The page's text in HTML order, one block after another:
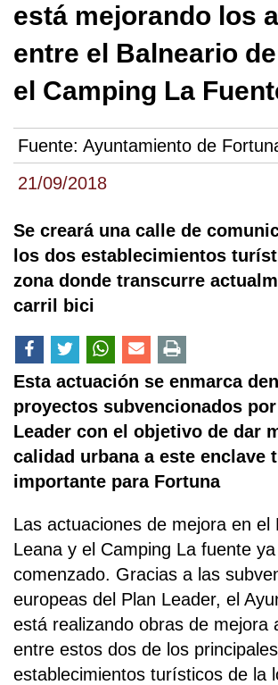
21/09/2018
está mejorando los
entre el Balneario
el Camping La
Fuente: Ayuntamiento de
Se creará una calle de
los dos establecimientos
zona donde transcurre
carril bici
Esta actuación se enmarca
proyectos subvencionados
Leader con el objetivo de dar
calidad urbana a este enclave
importante para Fortuna
Las actuaciones de mejora en el
Leana y el Camping La fuente
comenzado. Gracias a las
europeas del Plan Leader, el
está realizando obras de mejora
entre estos dos de los principales
establecimientos turísticos de la